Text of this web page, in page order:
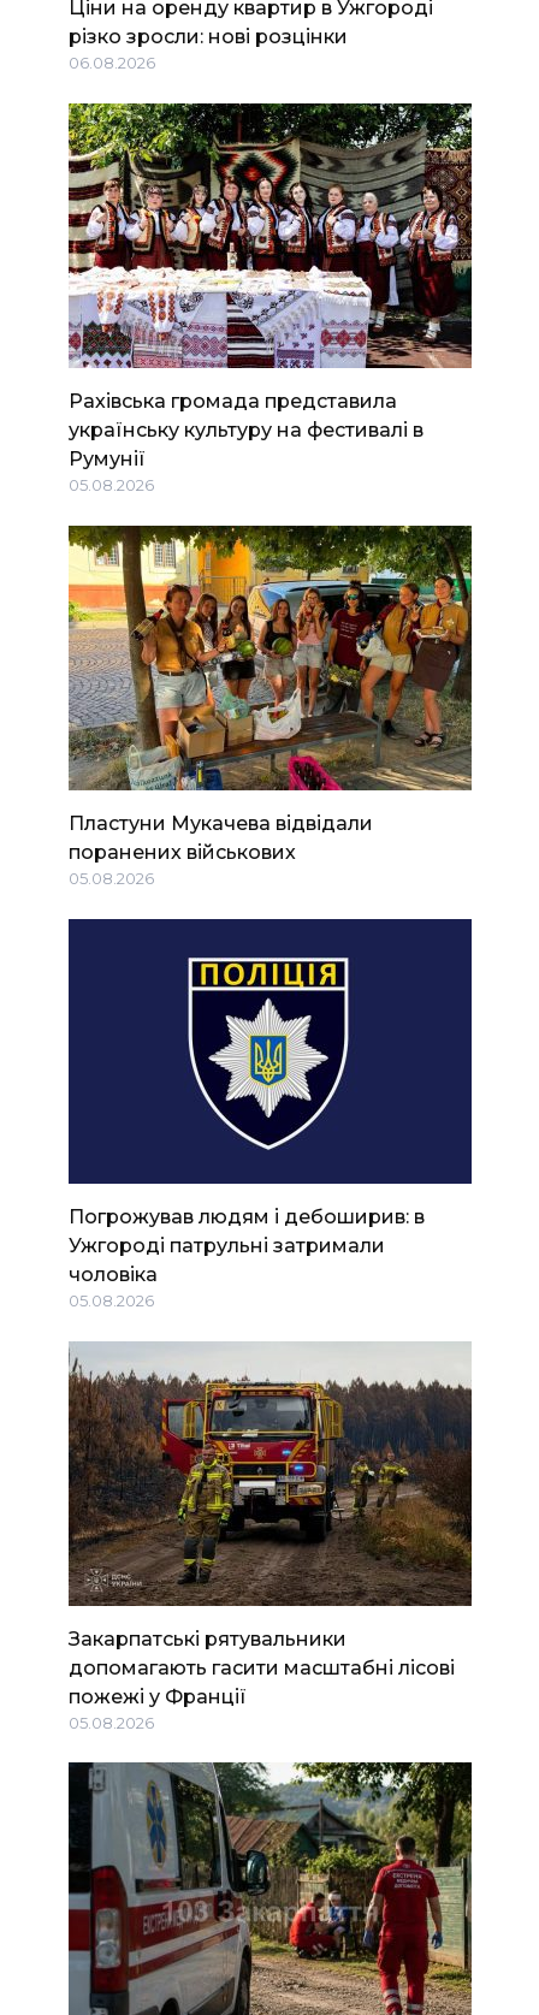
Ціни на оренду квартир в Ужгороді
різко зросли: нові розцінки
06.08.2026
Рахівська громада представила
українську культуру на фестивалі в
Румунії
05.08.2026
Пластуни Мукачева відвідали
поранених військових
05.08.2026
Погрожував людям і дебоширив: в
Ужгороді патрульні затримали
чоловіка
05.08.2026
Закарпатські рятувальники
допомагають гасити масштабні лісові
пожежі у Франції
05.08.2026